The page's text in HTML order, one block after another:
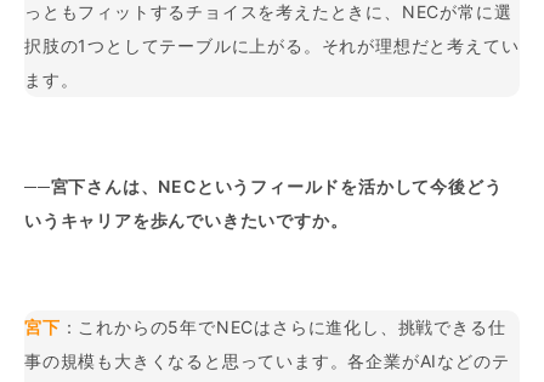
っともフィットするチョイスを考えたときに、NECが常に選
択肢の1つとしてテーブルに上がる。それが理想だと考えてい
ます。
──宮下さんは、NECというフィールドを活かして今後どう
いうキャリアを歩んでいきたいですか。
宮下 ：これからの5年でNECはさらに進化し、挑戦できる仕
事の規模も大きくなると思っています。各企業がAIなどのテ